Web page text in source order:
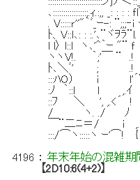
､::::::::::::::::;.ｨ.:,, _: : :
. V:::::ｒ''"｀ﾞ_ｰ-: ¨;;;‐
ﾄ、V::l､: : :.'､¨ヾｦ
l l〉 l::l ヽ､'^｀ｰ "¨ ｆ
ヽヽV!. ｀;'￣ ¨
ﾄ､＼ﾞ' ; .!
:::ﾊO） i
:ﾉ ｀::l l ,.
::ﾌ ＼ ', ,.<´
/ ヽ. ./ ﾉ l
￣¨二ﾆ＝/ i
:::/⌒ヽ:::::ヽ ｰ
4196 ：年末年始の混雑期
【2D10:6(4+2)】